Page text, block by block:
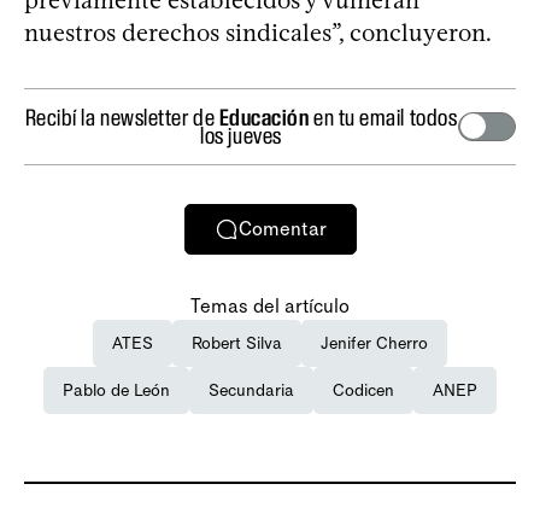
nuestros derechos sindicales”, concluyeron.
Recibí la newsletter deEducaciónen tu email todos
los jueves
Comentar
Temas del artículo
ATES Robert Silva Jenifer Cherro
Pablo de León Secundaria Codicen ANEP